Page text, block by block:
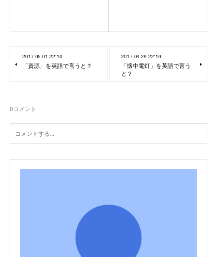
2017.05.01 22:10
「資源」を英語で言うと？
2017.04.29 22:10
「懐中電灯」を英語で言う
と？
0コメント